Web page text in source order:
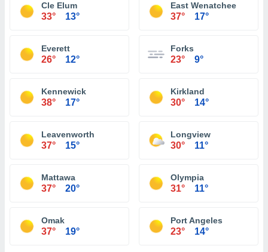
Cle Elum
33° 13°
East Wenatchee
37° 17°
Everett
26° 12°
Forks
23° 9°
Kennewick
38° 17°
Kirkland
30° 14°
Leavenworth
37° 15°
Longview
30° 11°
Mattawa
37° 20°
Olympia
31° 11°
Omak
37° 19°
Port Angeles
23° 14°